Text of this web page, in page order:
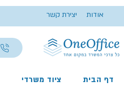
יצירת קשר אודות
דף הבית ציוד משרדי